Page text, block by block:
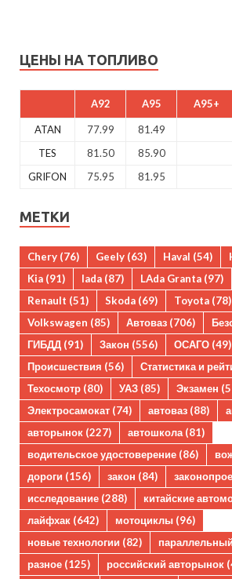
ЦЕНЫ НА ТОПЛИВО
A92 A95 A95+
ATAN 77.99 81.49
TES
81.50 85.90
GRIFON
75.95 81.95
МЕТКИ
Chery (76) Geely (63) Haval (54)
Kia (91) lada (87) LAda Granta (97)
Renault (51) Skoda (69) Toyota (78)
Volkswagen (85) Автоваз (706)
ГИБДД (91) Закон (556) ОСАГО (49)
Происшествия (56) Статистика и
Техосмотр (80) УАЗ (85) Экзамен
Электросамокат (74) автоваз (88)
авторынок (227) автошкола (81)
водительское удостоверение (86)
дороги (156) закон (84)
исследование (288) китайские
лайфхак (642) мотоциклы (96)
новые технологии (82)
разное (125) российский авторынок